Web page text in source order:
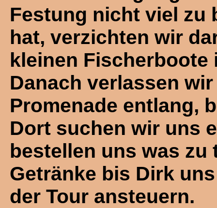
Festung nicht viel zu
hat, verzichten wir
kleinen Fischerboote
Danach verlassen
Promenade entlang,
Dort suchen wir uns
bestellen uns was
Getränke bis Dirk
der Tour ansteuern.